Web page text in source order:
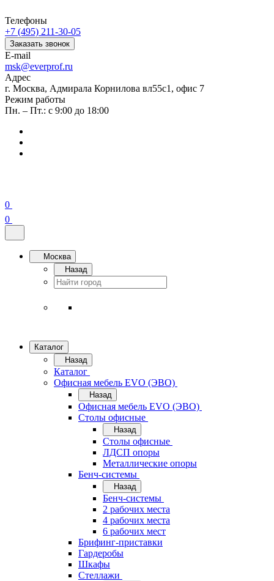
Телефоны
+7 (495) 211-30-05
Заказать звонок
E-mail
msk@everprof.ru
Адрес
г. Москва, Адмирала Корнилова вл55с1, офис 7
Режим работы
Пн. – Пт.: с 9:00 до 18:00
0
0
Москва
Назад
Каталог
Назад
Каталог
Офисная мебель EVO (ЭВО)
Назад
Офисная мебель EVO (ЭВО)
Cтолы офисные
Назад
Cтолы офисные
ЛДСП опоры
Металлические опоры
Бенч-системы
Назад
Бенч-системы
2 рабочих места
4 рабочих места
6 рабочих мест
Брифинг-приставки
Гардеробы
Шкафы
Стеллажи